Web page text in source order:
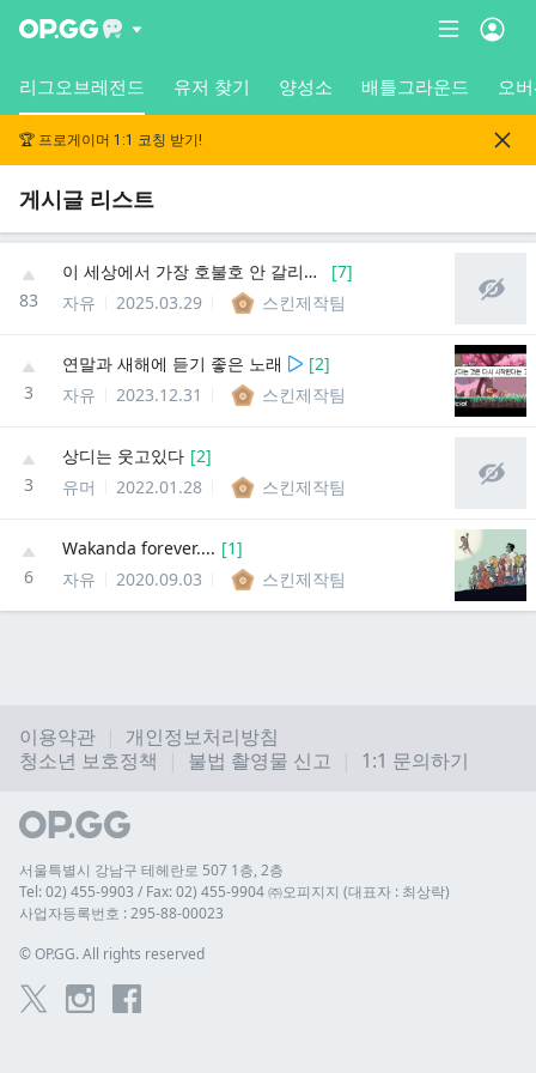
리그오브레전드 유저 찾기 양성소 배틀그라운드 오
🏆 프로게이머 1:1 코칭 받기!
게시글 리스트
83
이 세상에서 가장 호불호 안 갈리는 뒷태 [7]
자유
2025.03.29 스킨제작팀
3
연말과 새해에 듣기 좋은 노래 [2]
자유
2023.12.31 스킨제작팀
3
상디는 웃고있다 [2]
유머
2022.01.28 스킨제작팀
6
Wakanda forever.... [1]
자유
2020.09.03 스킨제작팀
이용약관
개인정보처리방침
청소년 보호정책
불법 촬영물 신고 1:1 문의하기
서울특별시 강남구 테헤란로 507 1층, 2층
Tel: 02) 455-9903 / Fax: 02) 455-9904 ㈜오피지지 (대표자 : 최상락)
사업자등록번호 : 295-88-00023
© OP.GG. All rights reserved